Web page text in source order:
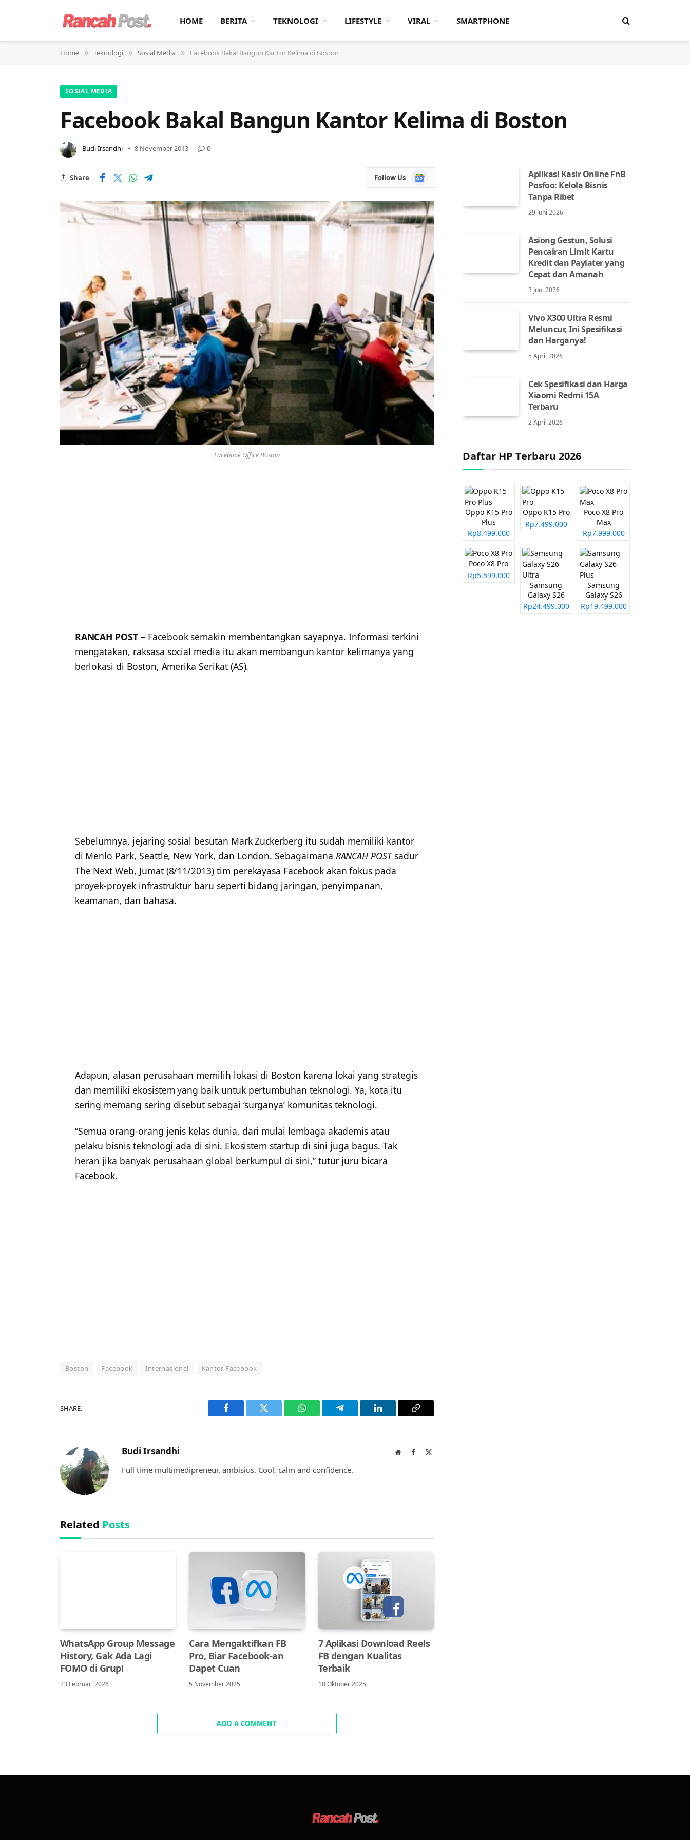
HOME BERITA TEKNOLOGI LIFESTYLE VIRAL SMARTPHONE
Home » Teknologi » Sosial Media » Facebook Bakal Bangun Kantor Kelima di Boston
SOSIAL MEDIA
Facebook Bakal Bangun Kantor Kelima di Boston
Budi Irsandhi 8 November 2013 0
Share Follow Us
Google
News
Facebook Office Boston
RANCAH POST – Facebook semakin membentangkan sayapnya. Informasi terkini
mengatakan, raksasa social media itu akan membangun kantor kelimanya yang
berlokasi di Boston, Amerika Serikat (AS).
Sebelumnya, jejaring sosial besutan Mark Zuckerberg itu sudah memiliki kantor
di Menlo Park, Seattle, New York, dan London. Sebagaimana RANCAH POSTsadur
The Next Web, Jumat (8/11/2013) tim perekayasa Facebook akan fokus pada
proyek-proyek infrastruktur baru seperti bidang jaringan, penyimpanan,
keamanan, dan bahasa.
Adapun, alasan perusahaan memilih lokasi di Boston karena lokai yang strategis
dan memiliki ekosistem yang baik untuk pertumbuhan teknologi. Ya, kota itu
sering memang sering disebut sebagai ‘surganya’ komunitas teknologi.
“Semua orang-orang jenis kelas dunia, dari mulai lembaga akademis atau
pelaku bisnis teknologi ada di sini. Ekosistem startup di sini juga bagus. Tak
heran jika banyak perusahaan global berkumpul di sini,” tutur juru bicara
Facebook.
Boston Facebook Internasional Kantor Facebook
SHARE.
Facebook Twitter WhatsAppTelegram LinkedIn Copy
Budi Irsandhi WebsiteFacebook
Full time multimedipreneur, ambisius. Cool, calm and confidence.
Related Posts
WhatsApp Group Message
History, Gak Ada Lagi
FOMO di Grup!
23 Februari 2026
Cara Mengaktifkan FB
Pro, Biar Facebook-an
Dapet Cuan
5 November 2025
7 Aplikasi Download Reels
FB dengan Kualitas
Terbaik
18 Oktober 2025
ADD A COMMENT
Aplikasi Kasir Online FnB
Posfoo: Kelola Bisnis
Tanpa Ribet
29 Juni 2026
Asiong Gestun, Solusi
Pencairan Limit Kartu
Kredit dan Paylater yang
Cepat dan Amanah
3 Juni 2026
Vivo X300 Ultra Resmi
Meluncur, Ini Spesifikasi
dan Harganya!
5 April 2026
Cek Spesifikasi dan Harga
Xiaomi Redmi 15A
Terbaru
2 April 2026
Daftar HP Terbaru 2026
Oppo K15 Pro
Plus
Rp8.499.000
Oppo K15 Pro
Rp7.499.000
Poco X8 Pro
Max
Rp7.999.000
Poco X8 Pro
Rp5.599.000
Samsung
Galaxy S26
Ultra
Rp24.499.000
Samsung
Galaxy S26
Plus
Rp19.499.000